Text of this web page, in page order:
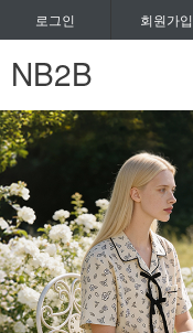
로그인 회원가입
NB2B